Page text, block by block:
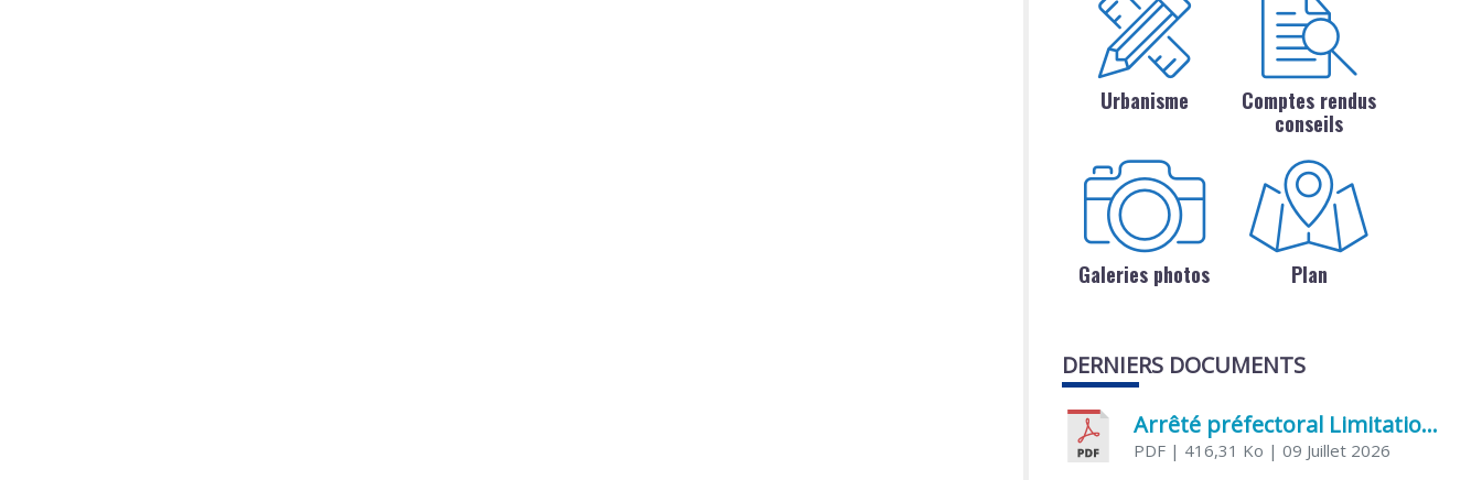
Urbanisme
Comptes rendus
conseils
Galeries photos Plan
DERNIERS DOCUMENTS
Arrêté préfectoral Limitation provisoire des usages de l’eau
PDF | 416,31 Ko | 09 Juillet 2026